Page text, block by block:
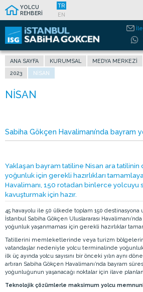
YOLCU
REHBERİ
TR
EN
ANA SAYFA KURUMSAL MEDYA MERKEZI
2023
NISAN
Sabiha Gökçen Havalimanı’nda bayram
Yaklaşan bayram tatiline Nisan ara
yoğunluk için gerekli hazırlıkları
Havalimanı, 150 rotadan binlerce yolcuyu
kavuşturmak için hazır.
45 havayolu ile 50 ülkede toplam 150 destinasyona
İstanbul Sabiha Gökçen Uluslararası
yoğunluk yaşanmaması için gerekli hazırlıklar
Tatillerini memleketlerinde veya turizm
vatandaşlar nedeniyle yolcu terminalinde yoğunluk
ilk üç ayında yolcu sayısını bir önceki yılın aynı
artıran Sabiha Gökçen Havalimanı’nda bayram
yoğunluğunun yaşanacağı noktalar için ilave
Teknolojik çözümlerle maksimum yolcu